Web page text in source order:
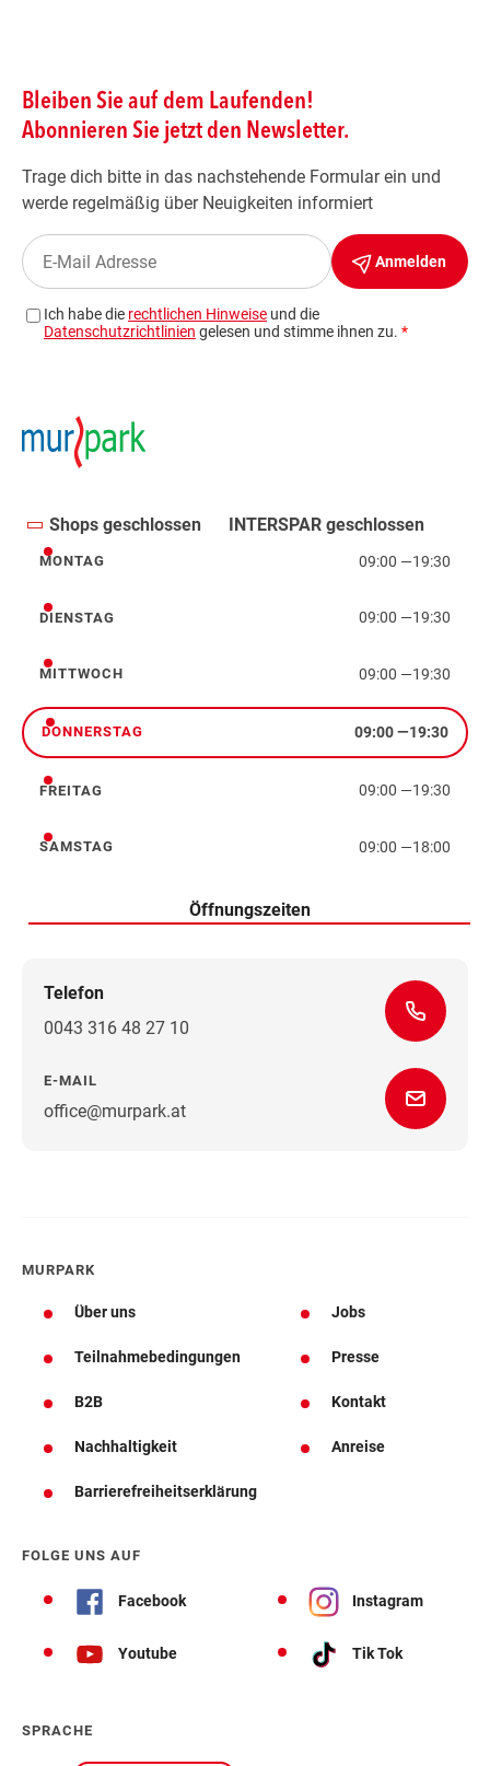
Shops geschlossen INTERSPAR geschlossen
Montag
MONTAG 09:00 —19:30
Dienstag
DIENSTAG 09:00 —19:30
Mittwoch
MITTWOCH 09:00 —19:30
Donnerstag
DONNERSTAG 09:00—19:30
Freitag
FREITAG 09:00 —19:30
Samstag
SAMSTAG 09:00 —18:00
Öffnungszeiten
Telefon
0043 316 48 27 10
E-MAIL
office@murpark.at
MURPARK
Über uns Jobs
Teilnahmebedingungen Presse
B2B Kontakt
Nachhaltigkeit Anreise
Barrierefreiheitserklärung
FOLGE UNS AUF
Facebook Instagram
Youtube Tik Tok
SPRACHE